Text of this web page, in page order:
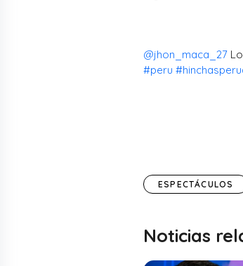
@jhon_maca_27
#peru
ESPECTÁCULOS
Noticias